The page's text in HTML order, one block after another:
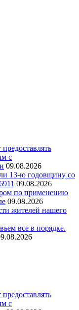
с
09.08.2026
13-ю годовщину со
09.08.2026
по применению
09.08.2026
жителей нашего
все в порядке.
с